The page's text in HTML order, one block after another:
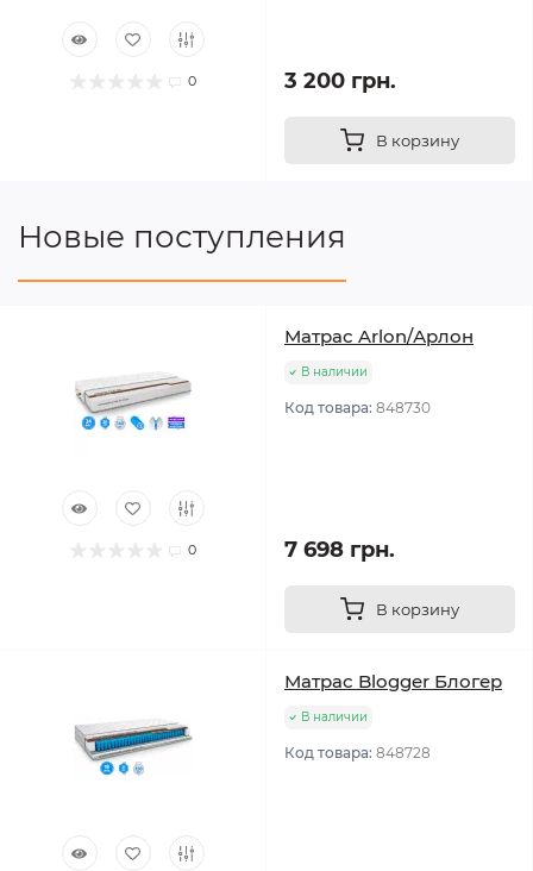
0 3 200 грн.
В корзину
Новые поступления
0
Матрас Arlon/Арлон
В наличии
Код товара: 848730
7 698 грн.
В корзину
Матрас Blogger Блогер
В наличии
Код товара: 848728